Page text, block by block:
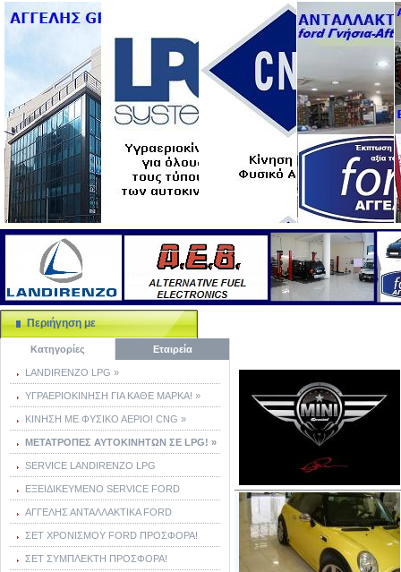
Περιήγηση με
Κατηγορίες Εταιρεία
LANDIRENZO LPG »
ΥΓΡΑΕΡΙΟΚΙΝΗΣΗ ΓΙΑ ΚΑΘΕ ΜΑΡΚΑ! »
ΚΙΝΗΣΗ ΜΕ ΦΥΣΙΚΟ ΑΕΡΙΟ! CNG »
ΜΕΤΑΤΡΟΠΕΣ ΑΥΤΟΚΙΝΗΤΩΝ ΣΕ LPG! »
SERVICE LANDIRENZO LPG
ΕΞΕΙΔΙΚΕΥΜΕΝΟ SERVICE FORD
ΑΓΓΕΛΗΣ ΑΝΤΑΛΛΑΚΤΙΚΑ FORD
ΣΕΤ ΧΡΟΝΙΣΜΟΥ FORD ΠΡΟΣΦΟΡΑ!
ΣΕΤ ΣΥΜΠΛΕΚΤΗ ΠΡΟΣΦΟΡΑ!